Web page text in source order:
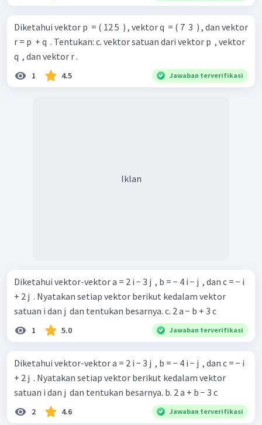
Diketahui vektor p ​ = ( 12 5 ​ ) , vektor q ​ = ( 7 ​ 3 ​ ) , dan vektor
r = p ​ + q ​ . Tentukan: c. vektor satuan dari vektor p ​ , vektor
q ​ , dan vektor r .
1 4.5 Jawaban terverifikasi
Iklan
Diketahui vektor-vektor a = 2 i − 3 j ​ , b = − 4 i − j ​ , dan c = − i
+ 2 j ​ . Nyatakan setiap vektor berikut kedalam vektor
satuan i dan j ​ dan tentukan besarnya. c. 2 a − b + 3 c
1 5.0 Jawaban terverifikasi
Diketahui vektor-vektor a = 2 i − 3 j ​ , b = − 4 i − j ​ , dan c = − i
+ 2 j ​ . Nyatakan setiap vektor berikut kedalam vektor
satuan i dan j ​ dan tentukan besarnya. b. 2 a + b − 3 c
2 4.6 Jawaban terverifikasi